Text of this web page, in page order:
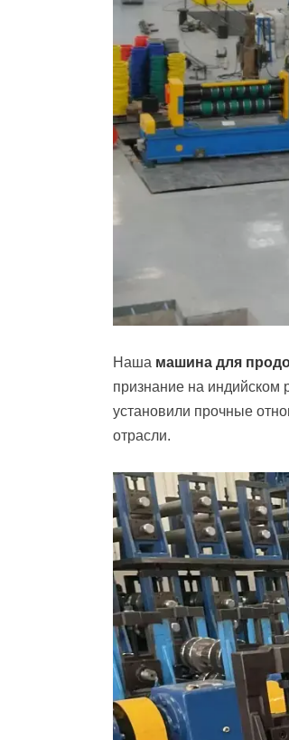
Наша машина для
признание на индийском
установили прочные
отрасли.